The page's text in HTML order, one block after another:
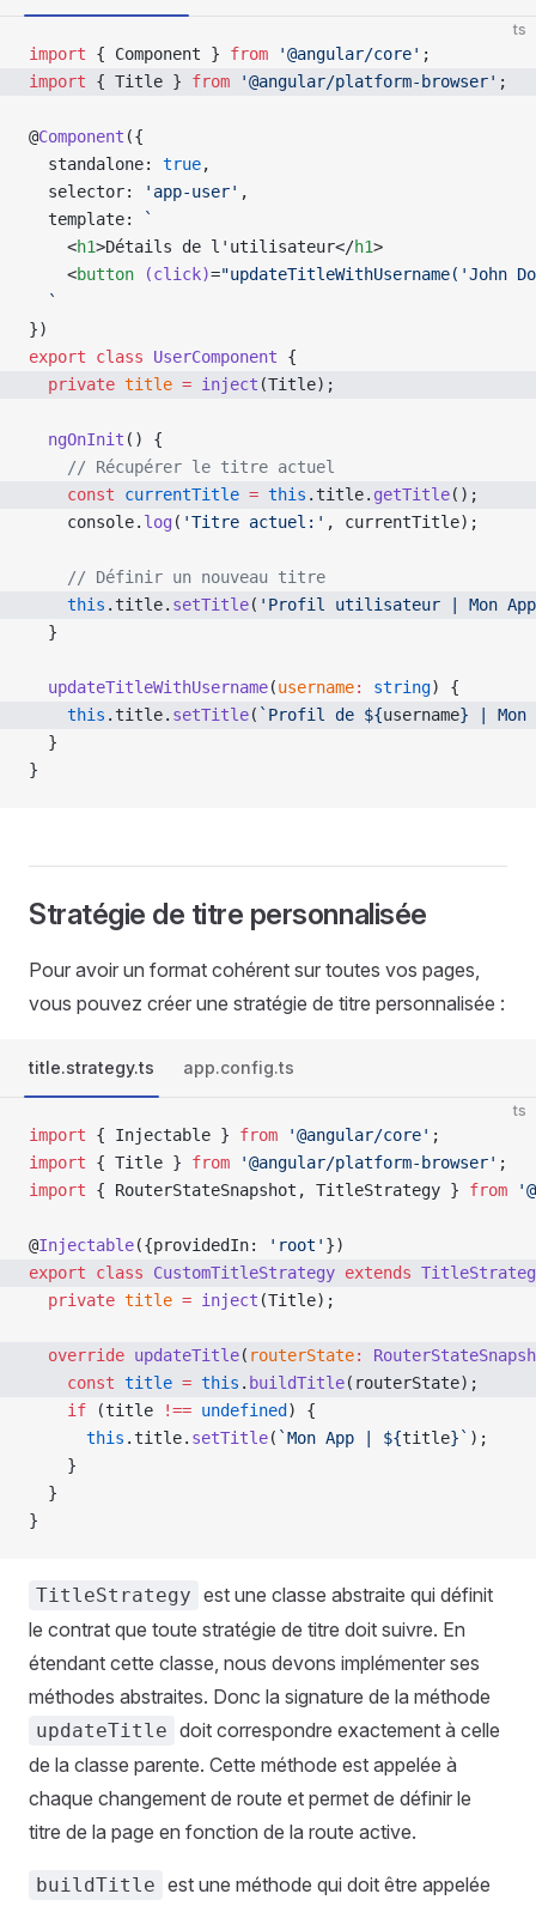
ts
import { Component } from '@angular/core' ;
import { Title } from '@angular/platform-browser' ;
@Component ({
  standalone:
true,
  selector:
'app-user' ,
  template:
`
    <
h1>Détails de l'utilisateur</h1>
    <
button (click)="updateTitleWithUsername('John
  `
})
export class UserComponent {
  private
title = inject (Title);
  ngOnInit
() {
    // Récupérer le titre actuel
    const
currentTitle = this .title. getTitle();
    console.
log ( 'Titre actuel:' , currentTitle);
    // Définir un nouveau titre
    this
.title. setTitle( 'Profil utilisateur | Mon
  }
  updateTitleWithUsername
(username: string) {
    this
.title. setTitle( `Profil de ${username} | Mon
  }
}
Stratégie de titre personnalisée
Pour avoir un format cohérent sur toutes vos pages,
vous pouvez créer une stratégie de titre personnalisée :
title.strategy.ts app.config.ts
ts
import { Injectable } from '@angular/core' ;
import { Title } from '@angular/platform-browser' ;
import { RouterStateSnapshot, TitleStrategy } from
@Injectable({providedIn: 'root' })
export class CustomTitleStrategy extends
  private
title = inject (Title);
  override
updateTitle( routerState:
    const
title = this . buildTitle(routerState);
    if
(title !== undefined ) {
      this
.title. setTitle( `Mon App | ${title}` );
    }
  }
}
TitleStrategy est une classe abstraite qui définit
le contrat que toute stratégie de titre doit suivre. En
étendant cette classe, nous devons implémenter ses
méthodes abstraites. Donc la signature de la méthode
updateTitle doit correspondre exactement à celle
de la classe parente. Cette méthode est appelée à
chaque changement de route et permet de définir le
titre de la page en fonction de la route active.
buildTitle est une méthode qui doit être appelée